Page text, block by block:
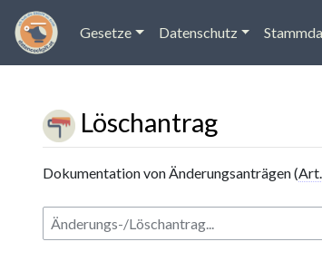
Gesetze Datenschutz
Löschantrag
Wechseln zu:Navigation,Suche
Dokumentation von Änderungsanträgen (